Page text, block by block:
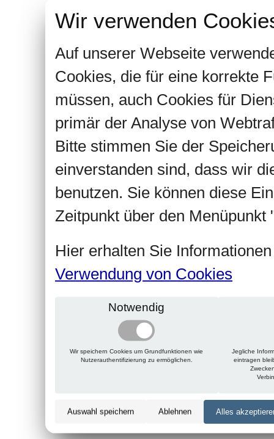
Wir verwenden
Auf unserer Webseite
Cookies, die für eine korrekte
müssen, auch Cookies für
primär der Analyse von
Bitte stimmen Sie der
einverstanden sind, dass wir
benutzen. Sie können diese
Zeitpunkt über den Menüpunkt
Hier erhalten Sie
Verwendung von Cookies
Notwendig
Wir speichern Cookies um Grundfunktionen wie
Nutzerauthentifizierung zu ermöglichen.
Jegliche
eintragen
Auswahl speichern Ablehnen Alles